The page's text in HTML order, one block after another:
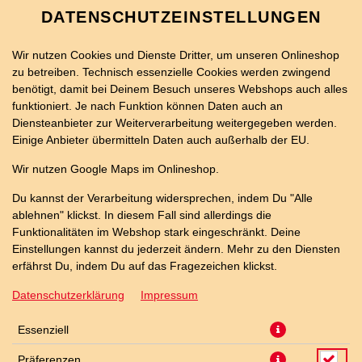
THUNFISCH-ROLLO
DATENSCHUTZEINSTELLUNGEN
Wir nutzen Cookies und Dienste Dritter, um unseren Onlineshop
zu betreiben. Technisch essenzielle Cookies werden zwingend
benötigt, damit bei Deinem Besuch unseres Webshops auch alles
funktioniert. Je nach Funktion können Daten auch an
Diensteanbieter zur Weiterverarbeitung weitergegeben werden.
Einige Anbieter übermitteln Daten auch außerhalb der EU.
Wir nutzen Google Maps im Onlineshop.
Du kannst der Verarbeitung widersprechen, indem Du "Alle
ablehnen" klickst. In diesem Fall sind allerdings die
Funktionalitäten im Webshop stark eingeschränkt. Deine
Einstellungen kannst du jederzeit ändern. Mehr zu den Diensten
erfährst Du, indem Du auf das Fragezeichen klickst.
Datenschutzerklärung Impressum
Essenziell